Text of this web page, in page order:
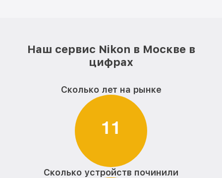
Наш сервис Nikon в Москве в
цифрах
Сколько лет на рынке
11
Сколько устройств починили